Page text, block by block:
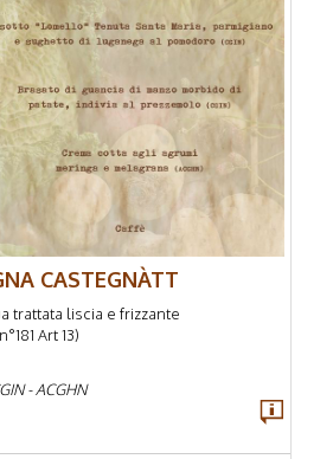
CASTEGNÀTT
trattata liscia e frizzante
Art 13)
- ACGHN